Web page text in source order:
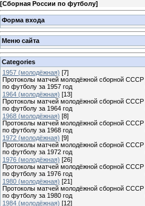
[Сборная России по футболу]
Форма входа
Меню сайта
Categories
1957 (молодёжная) [7]
Протоколы матчей молодёжной сборной СССР
по футболу за 1957 год
1964 (молодёжная) [13]
Протоколы матчей молодёжной сборной СССР
по футболу за 1964 год
1968 (молодёжная) [8]
Протоколы матчей молодёжной сборной СССР
по футболу за 1968 год
1972 (молодёжная) [9]
Протоколы матчей молодёжной сборной СССР
по футболу за 1972 год
1976 (молодёжная) [26]
Протоколы матчей молодёжной сборной СССР
по футболу за 1976 год
1980 (молодёжная) [21]
Протоколы матчей молодёжной сборной СССР
по футболу за 1980 год
1984 (молодёжная) [12]